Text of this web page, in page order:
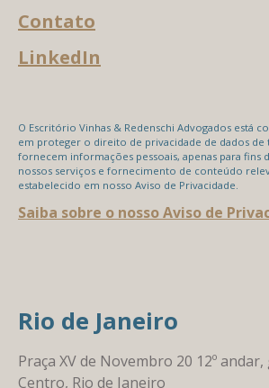
Contato
LinkedIn
O Escritório Vinhas & Redenschi Advogados está
em proteger o direito de privacidade de dados de
fornecem informações pessoais, apenas para fins
nossos serviços e fornecimento de conteúdo
estabelecido em nosso Aviso de Privacidade.
Saiba sobre o nosso Aviso de
Rio de Janeiro
Praça XV de Novembro 20 12º
Centro, Rio de Janeiro